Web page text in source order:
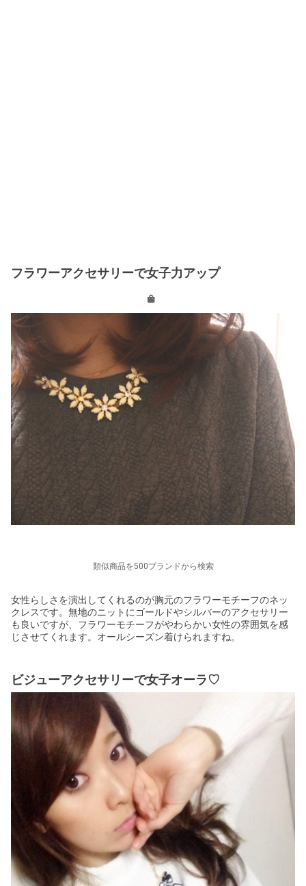
フラワーアクセサリーで女子力アップ
類似商品を500ブランドから検索
女性らしさを演出してくれるのが胸元のフラワーモチーフのネッ
クレスです。無地のニットにゴールドやシルバーのアクセサリー
も良いですが、フラワーモチーフがやわらかい女性の雰囲気を感
じさせてくれます。オールシーズン着けられますね。
ビジューアクセサリーで女子オーラ♡